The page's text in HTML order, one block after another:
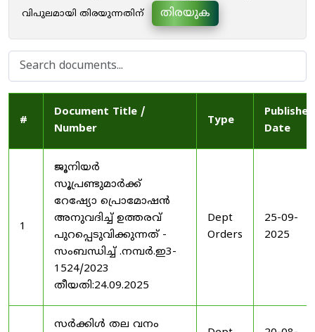
വിപുലമായി തിരയുന്നതിന്
തിരയുക
#
Document Title /
Number
Type
Published
Date
1
ജൂനിയർ
സൂപ്രണ്ടുമാർക്ക്
റേഷ്യോ പ്രൊമോഷൻ
അനുവദിച്ച് ഉത്തരവ്
പുറപ്പെടുവിക്കുന്നത് -
സംബന്ധിച്ച് .നമ്പർ.ഇ3-
1524/2023
തീയതി:24.09.2025
Dept
Orders
25-09-
2025
സർക്കിൾ തല വനം